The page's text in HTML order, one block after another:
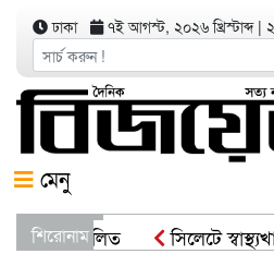
ঢাকা ৭ই আগস্ট, ২০২৬ খ্রিস্টাব্দ|
মেনু
শিরোনাম
পালিত
সিলেটে